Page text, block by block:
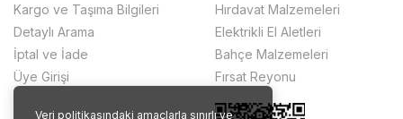
Veri politikasındaki amaçlarla sınırlı ve
Kargo ve Taşıma Bilgileri
Detaylı Arama
İptal ve İade
Üye Girişi
Hırdavat Malzemeleri
Elektrikli El Aletleri
Bahçe Malzemeleri
Fırsat Reyonu